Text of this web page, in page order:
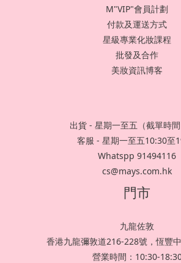
M"VIP"會員計劃
付款及運送方式
星級專業化妝課程
批發及合作
美妝資訊博客
出貨 - 星期一至五（截單時
客服 - 星期一至五10:30至
Whatspp 91494116
cs@mays.com.hk
門市
九龍佐敦
香港九龍彌敦道216-228號，恆豐
營業時間：10:30-